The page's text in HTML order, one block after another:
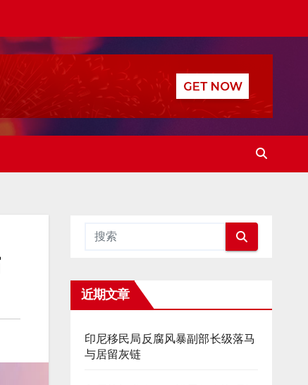
近期文章
印尼移民局反腐风暴副部长级落马
与居留灰链